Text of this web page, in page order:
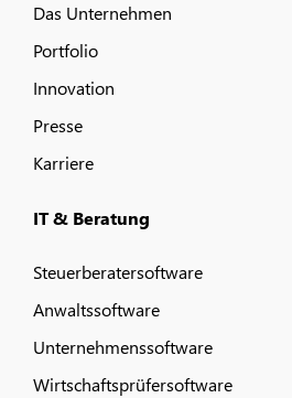
Das Unternehmen
Portfolio
Innovation
Presse
Karriere
IT & Beratung
Steuerberatersoftware
Anwaltssoftware
Unternehmenssoftware
Wirtschaftsprüfersoftware